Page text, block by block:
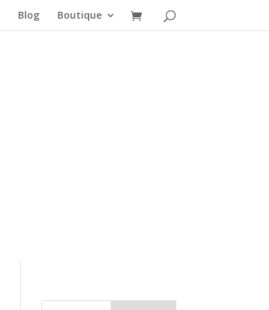
Blog Boutique